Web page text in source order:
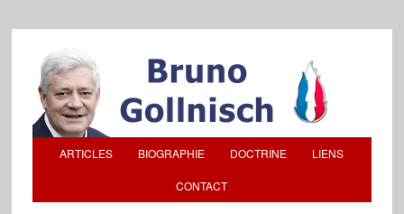
ARTICLES BIOGRAPHIE DOCTRINE LIENS
CONTACT